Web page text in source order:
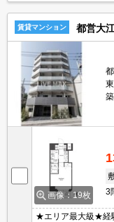
賃貸マンション 都営大
画像：19枚
3
★エリア最大級★経